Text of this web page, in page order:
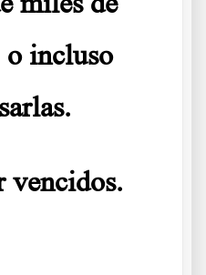
o incluso
vencidos.